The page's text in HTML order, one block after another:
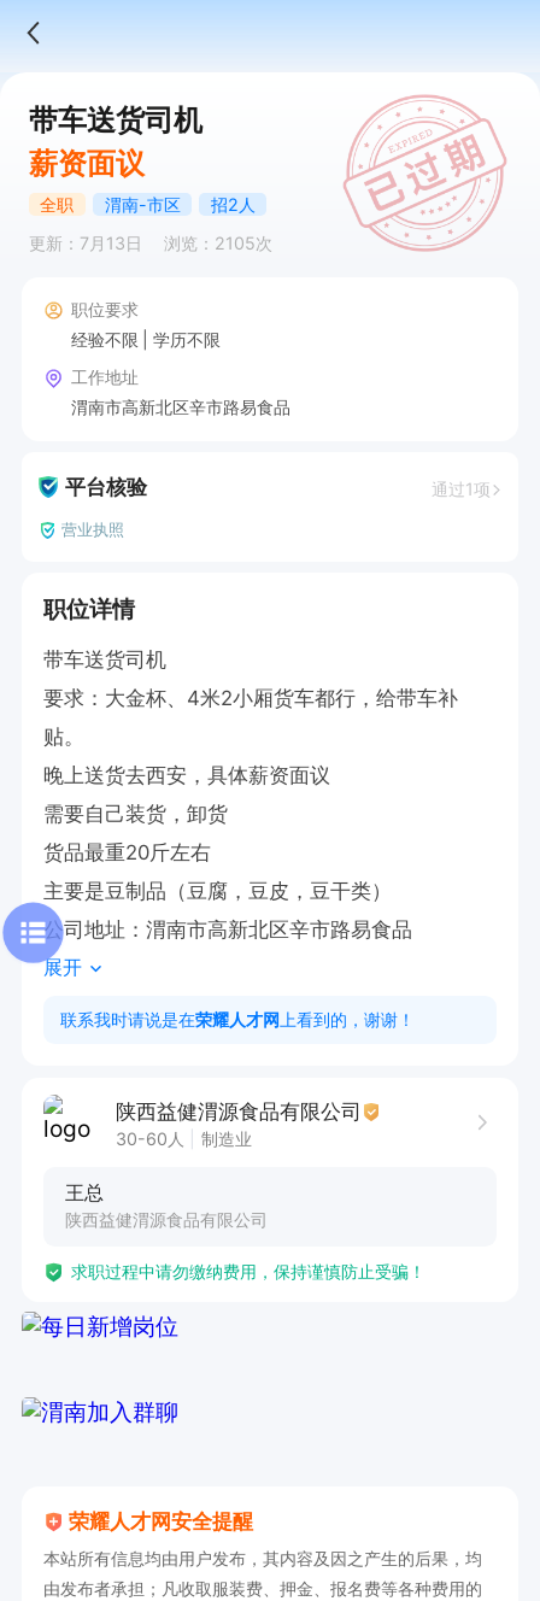
带车送货司机
薪资面议
全职 渭南-市区
招2人
更新：7月13日
浏览：2105次
职位要求
经验不限
学历不限
工作地址
渭南市高新北区辛市路易食品
平台核验 通过1项
营业执照
职位详情
带车送货司机
要求：大金杯、4米2小厢货车都行，给带车补
贴。
晚上送货去西安，具体薪资面议
需要自己装货，卸货
货品最重20斤左右
主要是豆制品（豆腐，豆皮，豆干类）
公司地址：渭南市高新北区辛市路易食品
展开
联系我时请说是在荣耀人才网 上看到的，谢谢！
陕西益健渭源食品有限公司
30-60人 制造业
王总
陕西益健渭源食品有限公司
求职过程中请勿缴纳费用，保持谨慎防止受骗！
荣耀人才网安全提醒
本站所有信息均由用户发布，其内容及因之产生的后果，均
由发布者承担；凡收取服装费、押金、报名费等各种费用的